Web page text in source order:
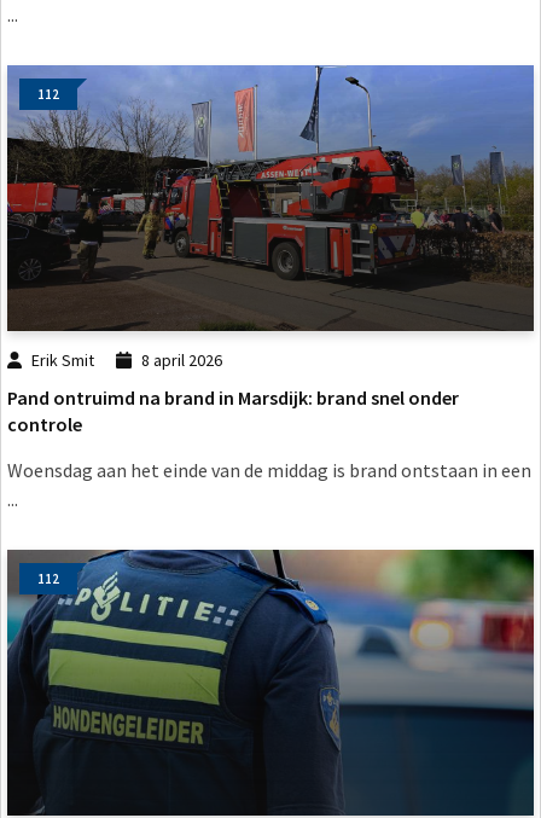
...
112
Erik Smit 8 april 2026
Pand ontruimd na brand in Marsdijk: brand snel onder
controle
Woensdag aan het einde van de middag is brand ontstaan in een
...
112